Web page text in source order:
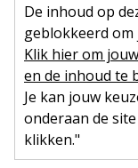
De inhoud op
geblokkeerd om
Klik hier om
en de inhoud te
Je kan jouw
onderaan de
klikken."